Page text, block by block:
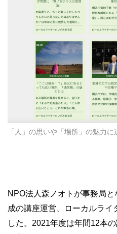
「人」の思いや「場所」の魅力に
NPO法人森ノオトが事務局
成の講座運営、ローカルライ
した。2021年度は年間12本